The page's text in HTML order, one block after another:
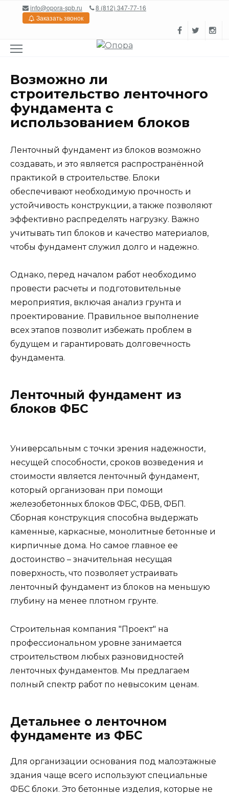
Перейтиinfo@opora-spb.ru
8 (812) 347-77-16
Заказать звонок
Возможно ли
строительство ленточного
фундамента с
использованием блоков
Ленточный фундамент из блоков возможно
создавать, и это является распространённой
практикой в строительстве. Блоки
обеспечивают необходимую прочность и
устойчивость конструкции, а также позволяют
эффективно распределять нагрузку. Важно
учитывать тип блоков и качество материалов,
чтобы фундамент служил долго и надежно.
Однако, перед началом работ необходимо
провести расчеты и подготовительные
мероприятия, включая анализ грунта и
проектирование. Правильное выполнение
всех этапов позволит избежать проблем в
будущем и гарантировать долговечность
фундамента.
Ленточный фундамент из
блоков ФБС
Универсальным с точки зрения надежности,
несущей способности, сроков возведения и
стоимости является ленточный фундамент,
который организован при помощи
железобетонных блоков ФБС, ФБВ, ФБП.
Сборная конструкция способна выдержать
каменные, каркасные, монолитные бетонные и
кирпичные дома. Но самое главное ее
достоинство – значительная несущая
поверхность, что позволяет устраивать
ленточный фундамент из блоков на меньшую
глубину на менее плотном грунте.
Строительная компания "Проект" на
профессиональном уровне занимается
строительством любых разновидностей
ленточных фундаментов. Мы предлагаем
полный спектр работ по невысоким ценам.
Детальнее о ленточном
фундаменте из ФБС
Для организации основания под малоэтажные
здания чаще всего используют специальные
ФБС блоки. Это бетонные изделия, которые не